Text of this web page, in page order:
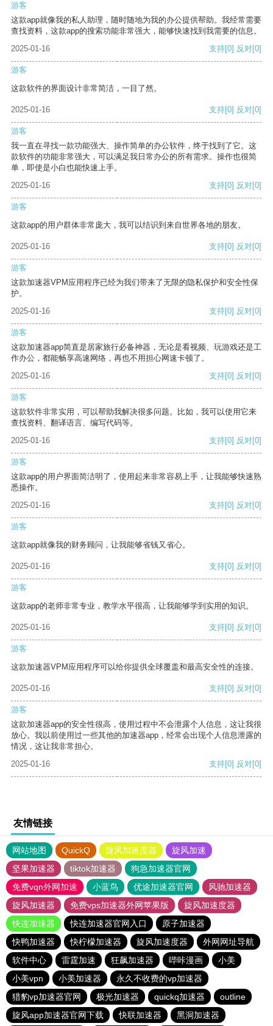
游客
这款app就像我的私人助理，随时随地为我的办公提供帮助。我经常需要
查找资料，这款app的搜索功能非常强大，能够快速找到我需要的信息。
2025-01-16
支持[0] 反对[0]
游客
这款软件的界面设计非常简洁，一目了然。
2025-01-16 支持[0] 反对[0]
游客
我一直在寻找一款功能强大、操作简单的办公软件，终于找到了它。这
款软件的功能非常强大，可以满足我日常办公的所有需求。操作也很简
单，即使是小白也能快速上手。
2025-01-16
支持[0] 反对[0]
游客
这款app的用户群体非常庞大，我可以结识到来自世界各地的朋友。
2025-01-16 支持[0] 反对[0]
游客
这款加速器VPM应用程序已经为我们带来了无限的隐私保护和安全性保
护。
2025-01-16
支持[0] 反对[0]
游客
这款加速器app简直是居家旅行必备神器，无论是看视频、玩游戏还是工
作办公，都能畅享高速网络，再也不用担心网速卡顿了。
2025-01-16
支持[0] 反对[0]
游客
这款软件非常实用，可以帮助我解决很多问题。比如，我可以使用它来
查找资料、翻译语言、编写代码等。
2025-01-16
支持[0] 反对[0]
游客
这款app的用户界面简洁明了，使用起来非常容易上手，让我能够快速熟
悉操作。
2025-01-16
支持[0] 反对[0]
游客
这款app就像我的财务顾问，让我能够省钱又省心。
2025-01-16 支持[0] 反对[0]
游客
这款app的老师非常专业，教学水平很高，让我能够学到实用的知识。
2025-01-16 支持[0] 反对[0]
游客
这款加速器VPM应用程序可以给你提供全球覆盖和最高安全性的连接。
2025-01-16 支持[0] 反对[0]
游客
这款加速器app的安全性很高，使用过程中不会泄露个人信息，这让我很
放心。我以前使用过一些其他的加速器app，经常会出现个人信息泄露的
情况，这让我非常担心。
2025-01-16
支持[0] 反对[0]
友情链接
网站地图 QuickQ 旋风加速度器
旋风加速
坚果加速器
tiktok加速器
狗急加速器官网
免费vqn外网加速
小蓝鸟 优途加速器官网
风驰加速器
旋风加速器
免费vps加速器外网苹果版
旋风加速度器
快连加速器
快连加速器官网入口
原子加速器
快鸭加速器
快柠檬加速器 旋风加速度器
外网网址导航
软件中心
雷霆加速 狂飙加速器 哔咔漫画
小美
小美vpn
小美加速器
永久不收费的vp加速器
猎豹vp加速器官网
极光加速器 quickq加速器
outline
旋风app加速器官网下载
快联加速器 黑洞加速器